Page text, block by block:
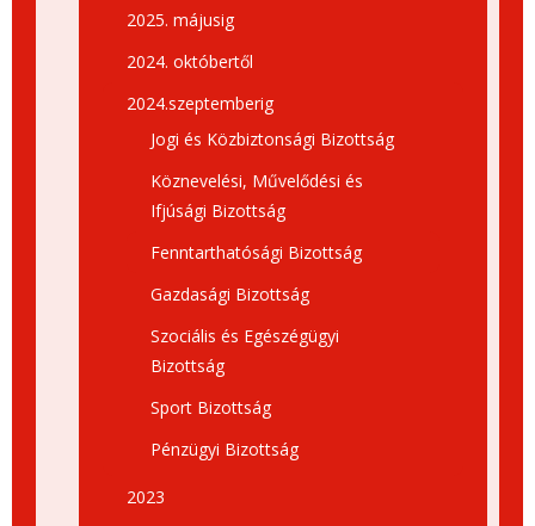
2025. májusig
2024. októbertől
2024.szeptemberig
Jogi és Közbiztonsági Bizottság
Köznevelési, Művelődési és
Ifjúsági Bizottság
Fenntarthatósági Bizottság
Gazdasági Bizottság
Szociális és Egészégügyi
Bizottság
Sport Bizottság
Pénzügyi Bizottság
2023